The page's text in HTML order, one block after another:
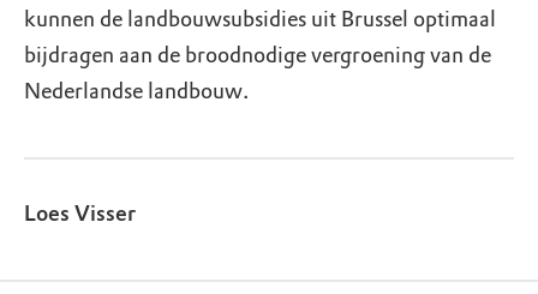
kunnen de landbouwsubsidies uit Brussel optimaal
bijdragen aan de broodnodige vergroening van de
Nederlandse landbouw.
Loes Visser